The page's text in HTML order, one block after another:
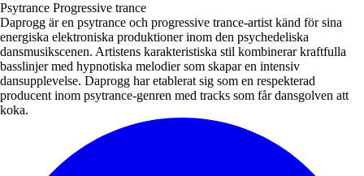
Psytrance Progressive trance
Daprogg är en psytrance och progressive trance-artist känd för sina
energiska elektroniska produktioner inom den psychedeliska
dansmusikscenen. Artistens karakteristiska stil kombinerar kraftfulla
basslinjer med hypnotiska melodier som skapar en intensiv
dansupplevelse. Daprogg har etablerat sig som en respekterad
producent inom psytrance-genren med tracks som får dansgolven att
koka.